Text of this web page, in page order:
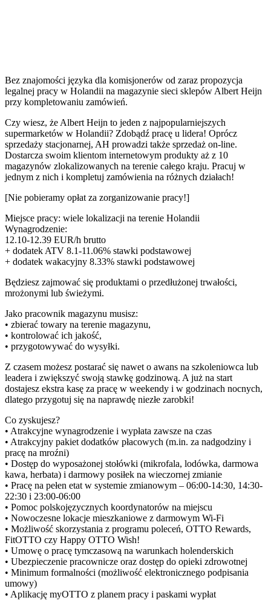
Bez znajomości języka dla komisjonerów od zaraz propozycja
legalnej pracy w Holandii na magazynie sieci sklepów Albert Heijn
przy kompletowaniu zamówień.
Czy wiesz, że Albert Heijn to jeden z najpopularniejszych
supermarketów w Holandii? Zdobądź pracę u lidera! Oprócz
sprzedaży stacjonarnej, AH prowadzi także sprzedaż on-line.
Dostarcza swoim klientom internetowym produkty aż z 10
magazynów zlokalizowanych na terenie całego kraju. Pracuj w
jednym z nich i kompletuj zamówienia na różnych działach!
[Nie pobieramy opłat za zorganizowanie pracy!]
Miejsce pracy: wiele lokalizacji na terenie Holandii
Wynagrodzenie:
12.10-12.39 EUR/h brutto
+ dodatek ATV 8.1-11.06% stawki podstawowej
+ dodatek wakacyjny 8.33% stawki podstawowej
Będziesz zajmować się produktami o przedłużonej trwałości,
mrożonymi lub świeżymi.
Jako pracownik magazynu musisz:
• zbierać towary na terenie magazynu,
• kontrolować ich jakość,
• przygotowywać do wysyłki.
Z czasem możesz postarać się nawet o awans na szkoleniowca lub
leadera i zwiększyć swoją stawkę godzinową. A już na start
dostajesz ekstra kasę za pracę w weekendy i w godzinach nocnych,
dlatego przygotuj się na naprawdę niezłe zarobki!
Co zyskujesz?
• Atrakcyjne wynagrodzenie i wypłata zawsze na czas
• Atrakcyjny pakiet dodatków płacowych (m.in. za nadgodziny i
pracę na mroźni)
• Dostęp do wyposażonej stołówki (mikrofala, lodówka, darmowa
kawa, herbata) i darmowy posiłek na wieczornej zmianie
• Pracę na pełen etat w systemie zmianowym – 06:00-14:30, 14:30-
22:30 i 23:00-06:00
• Pomoc polskojęzycznych koordynatorów na miejscu
• Nowoczesne lokacje mieszkaniowe z darmowym Wi-Fi
• Możliwość skorzystania z programu poleceń, OTTO Rewards,
FitOTTO czy Happy OTTO Wish!
• Umowę o pracę tymczasową na warunkach holenderskich
• Ubezpieczenie pracownicze oraz dostęp do opieki zdrowotnej
• Minimum formalności (możliwość elektronicznego podpisania
umowy)
• Aplikację myOTTO z planem pracy i paskami wypłat